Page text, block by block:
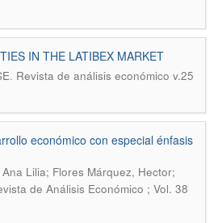
IN THE LATIBEX MARKET
. Revista de análisis económico v.25
económico con especial énfasis
Lilia; Flores Márquez, Hector;
de Análisis Económico ; Vol. 38